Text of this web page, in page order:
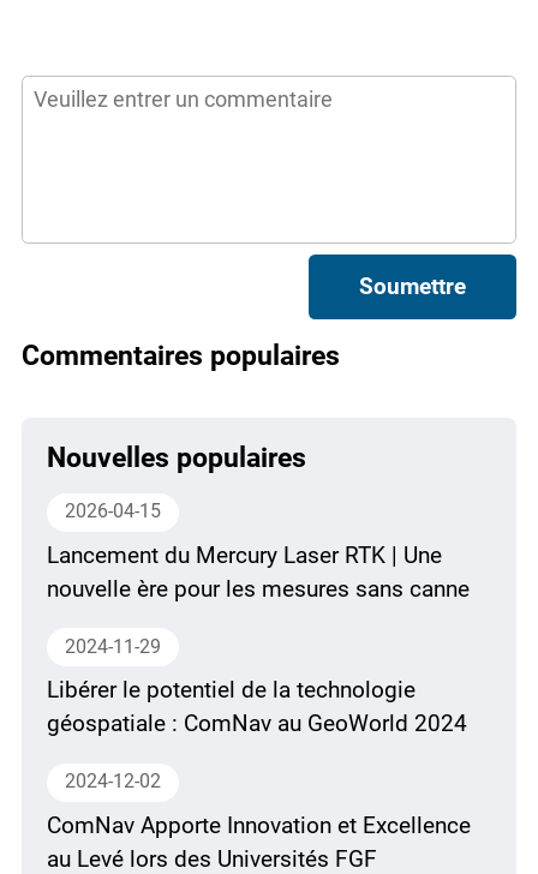
Soumettre
Commentaires populaires
Nouvelles populaires
2026-04-15
Lancement du Mercury Laser RTK | Une
nouvelle ère pour les mesures sans canne
2024-11-29
Libérer le potentiel de la technologie
géospatiale : ComNav au GeoWorld 2024
2024-12-02
ComNav Apporte Innovation et Excellence
au Levé lors des Universités FGF